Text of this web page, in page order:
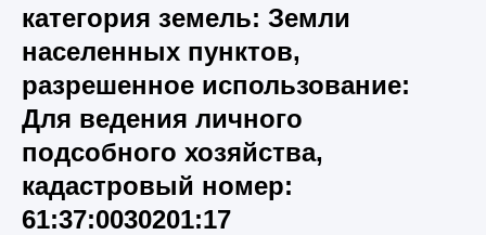
категория земель: Земли
населенных пунктов,
разрешенное использование:
Для ведения личного
подсобного хозяйства,
кадастровый номер:
61:37:0030201:17